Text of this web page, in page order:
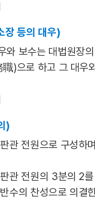
장 등의 대우)
와 보수는 대법원장
)으로 하고 그 대우
)
관 전원으로 구성하
관 전원의 3분의 2를
수의 찬성으로 의결